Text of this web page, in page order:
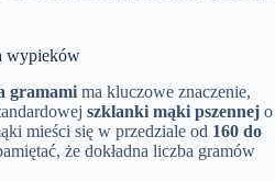
wypieków
gramami ma kluczowe znaczenie,
szklanki mąki pszennej o
mieści się w przedziale od 160 do
że dokładna liczba gramów